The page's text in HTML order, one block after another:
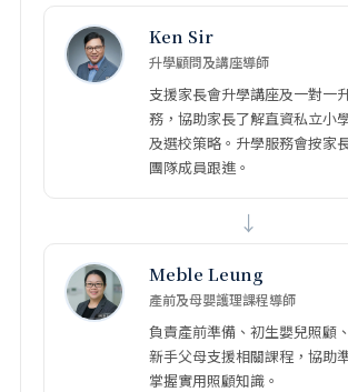
Ken Sir
升學顧問及講座導師
支援家長會升學講座及一對一
務，協助家長了解直資私立小
及選校策略。升學服務會按家
團隊成員跟進。
↓
Meble Leung
產前及母嬰護理課程導師
負責產前準備、初生嬰兒照顧
新手父母支援相關課程，協助
掌握實用照顧知識。